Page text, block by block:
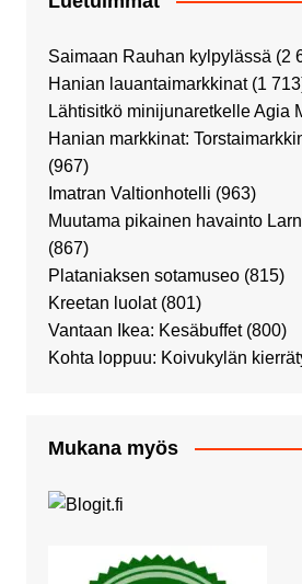
Saimaan Rauhan kylpylässä (2
Hanian lauantaimarkkinat (1
Lähtisitkö minijunaretkelle Agia
Hanian markkinat:
(967)
Imatran Valtionhotelli (963)
Muutama pikainen havainto
(867)
Plataniaksen sotamuseo (815)
Kreetan luolat (801)
Vantaan Ikea: Kesäbuffet (800)
Kohta loppuu: Koivukylän
Mukana myös